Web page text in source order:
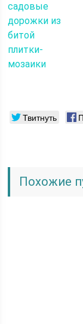
садовые
дорожки из
битой
плитки-
мозаики
Твитнуть
Похожие